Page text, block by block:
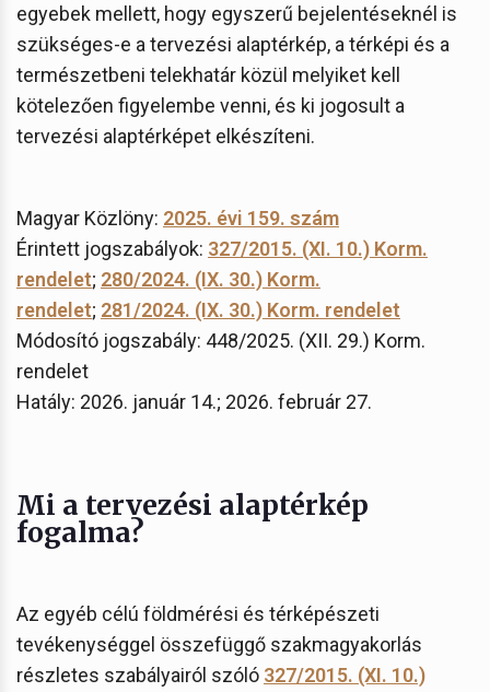
egyebek mellett, hogy egyszerű bejelentéseknél is
szükséges-e a tervezési alaptérkép, a térképi és a
természetbeni telekhatár közül melyiket kell
kötelezően figyelembe venni, és ki jogosult a
tervezési alaptérképet elkészíteni.
Magyar Közlöny: 2025. évi 159. szám
Érintett jogszabályok: 327/2015. (XI. 10.) Korm.
rendelet; 280/2024. (IX. 30.) Korm.
rendelet; 281/2024. (IX. 30.) Korm. rendelet
Módosító jogszabály: 448/2025. (XII. 29.) Korm.
rendelet
Hatály: 2026. január 14.; 2026. február 27.
Mi a tervezési alaptérkép
fogalma?
Az egyéb célú földmérési és térképészeti
tevékenységgel összefüggő szakmagyakorlás
részletes szabályairól szóló 327/2015. (XI. 10.)